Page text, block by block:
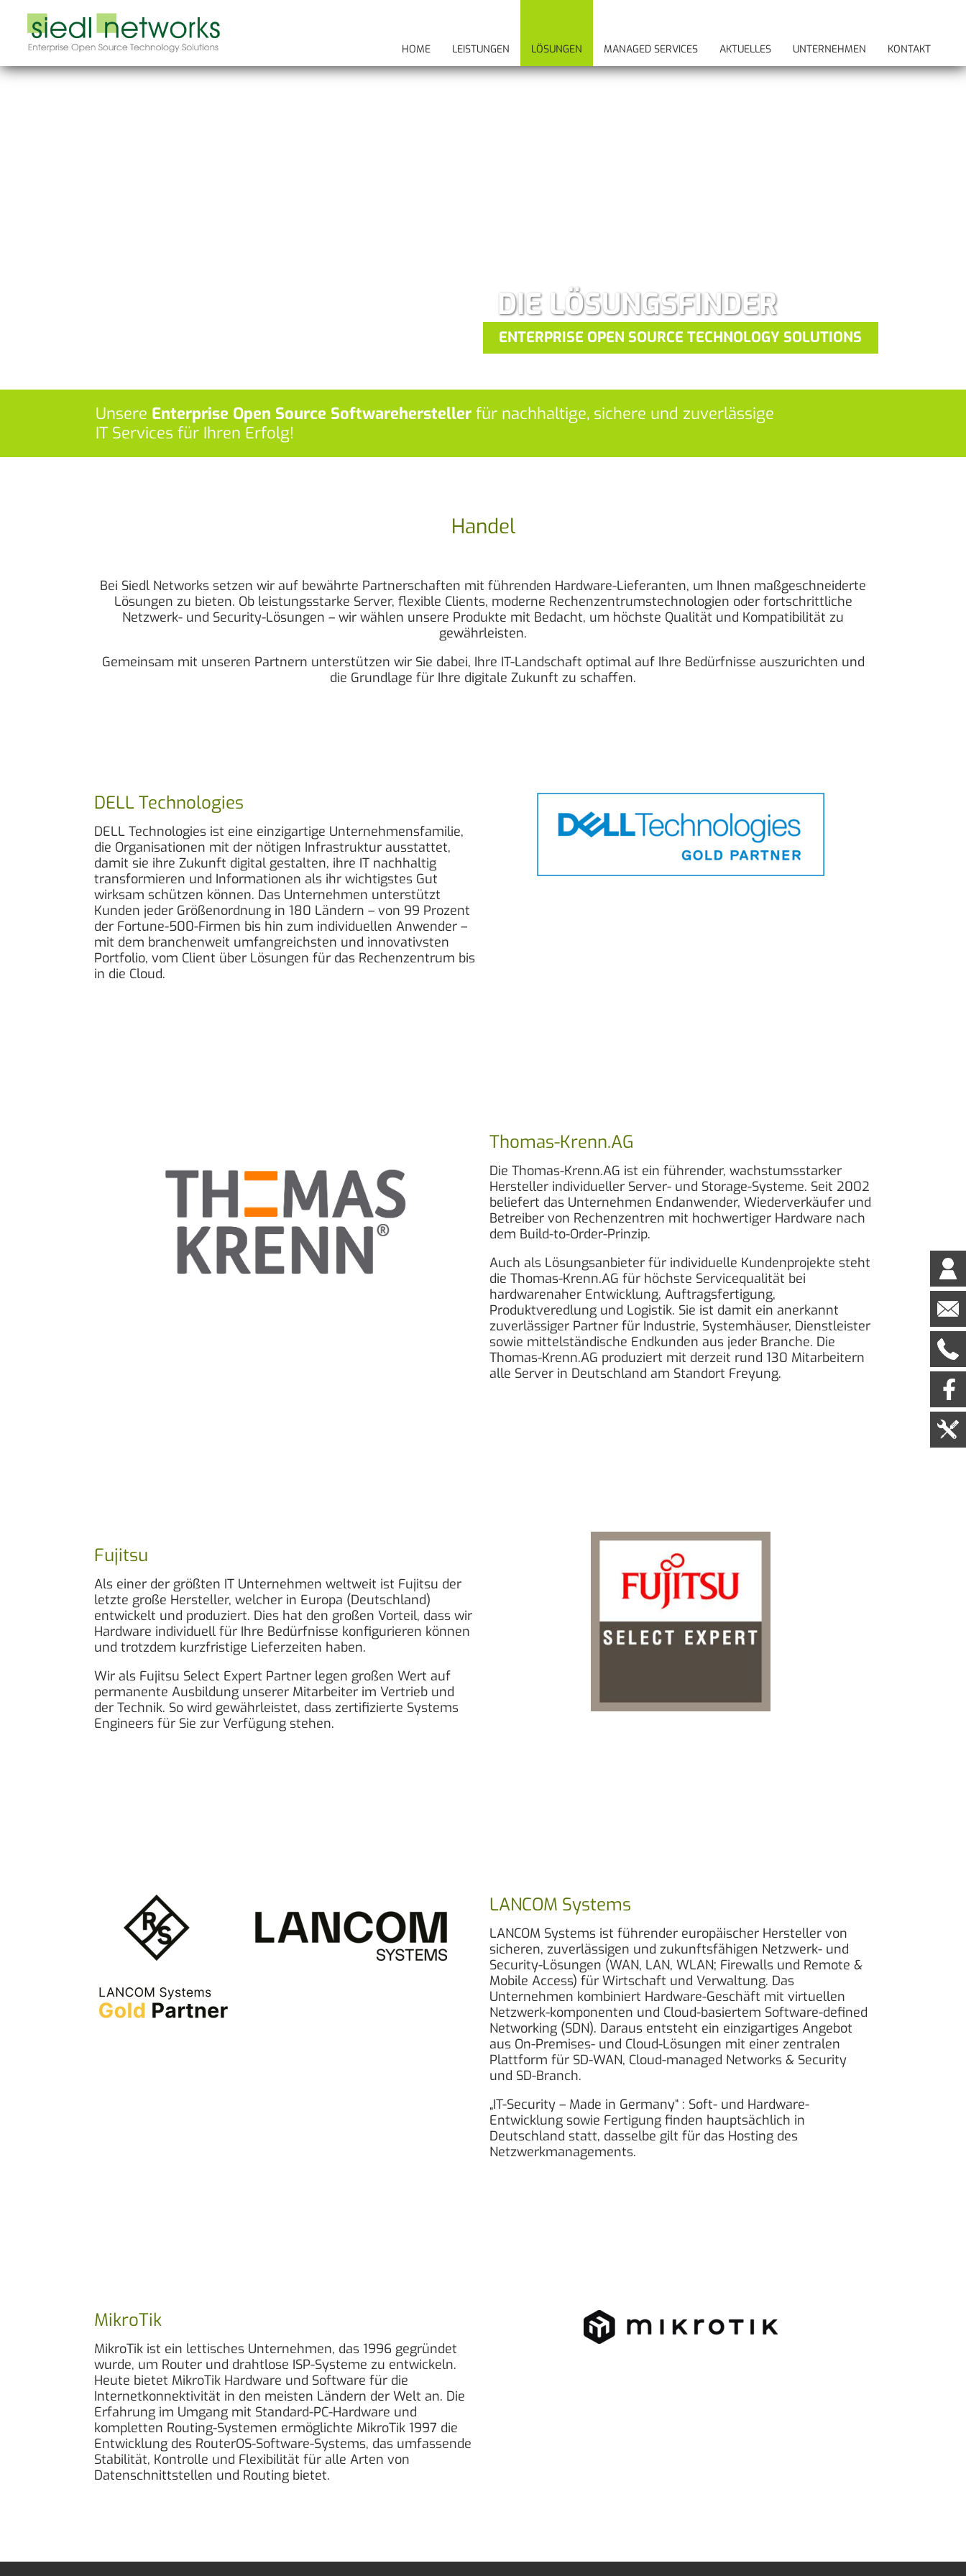
HOME LEISTUNGEN LÖSUNGEN MANAGED SERVICES AKTUELLES UNTERNEHMEN KONTAKT
DIE LÖSUNGSFINDER
ENTERPRISE OPEN SOURCE TECHNOLOGY SOLUTIONS
Unsere Enterprise Open Source Softwarehersteller für nachhaltige, sichere und zuverlässige
IT Services für Ihren Erfolg!
Handel
Bei Siedl Networks setzen wir auf bewährte Partnerschaften mit führenden Hardware-Lieferanten, um Ihnen maßgeschneiderte
Lösungen zu bieten. Ob leistungsstarke Server, flexible Clients, moderne Rechenzentrumstechnologien oder fortschrittliche
Netzwerk- und Security-Lösungen – wir wählen unsere Produkte mit Bedacht, um höchste Qualität und Kompatibilität zu
gewährleisten.
Gemeinsam mit unseren Partnern unterstützen wir Sie dabei, Ihre IT-Landschaft optimal auf Ihre Bedürfnisse auszurichten und
die Grundlage für Ihre digitale Zukunft zu schaffen.
DELL Technologies
DELL Technologies ist eine einzigartige Unternehmensfamilie,
die Organisationen mit der nötigen Infrastruktur ausstattet,
damit sie ihre Zukunft digital gestalten, ihre IT nachhaltig
transformieren und Informationen als ihr wichtigstes Gut
wirksam schützen können. Das Unternehmen unterstützt
Kunden jeder Größenordnung in 180 Ländern – von 99 Prozent
der Fortune-500-Firmen bis hin zum individuellen Anwender –
mit dem branchenweit umfangreichsten und innovativsten
Portfolio, vom Client über Lösungen für das Rechenzentrum bis
in die Cloud.
Thomas-Krenn.AG
Die Thomas-Krenn.AG ist ein führender, wachstumsstarker
Hersteller individueller Server- und Storage-Systeme. Seit 2002
beliefert das Unternehmen Endanwender, Wiederverkäufer und
Betreiber von Rechenzentren mit hochwertiger Hardware nach
dem Build-to-Order-Prinzip.
Auch als Lösungsanbieter für individuelle Kundenprojekte steht
die Thomas-Krenn.AG für höchste Servicequalität bei
hardwarenaher Entwicklung, Auftragsfertigung,
Produktveredlung und Logistik. Sie ist damit ein anerkannt
zuverlässiger Partner für Industrie, Systemhäuser, Dienstleister
sowie mittelständische Endkunden aus jeder Branche. Die
Thomas-Krenn.AG produziert mit derzeit rund 130 Mitarbeitern
alle Server in Deutschland am Standort Freyung.
Fujitsu
Als einer der größten IT Unternehmen weltweit ist Fujitsu der
letzte große Hersteller, welcher in Europa (Deutschland)
entwickelt und produziert. Dies hat den großen Vorteil, dass wir
Hardware individuell für Ihre Bedürfnisse konfigurieren können
und trotzdem kurzfristige Lieferzeiten haben.
Wir als Fujitsu Select Expert Partner legen großen Wert auf
permanente Ausbildung unserer Mitarbeiter im Vertrieb und
der Technik. So wird gewährleistet, dass zertifizierte Systems
Engineers für Sie zur Verfügung stehen.
LANCOM Systems
LANCOM Systems ist führender europäischer Hersteller von
sicheren, zuverlässigen und zukunftsfähigen Netzwerk- und
Security-Lösungen (WAN, LAN, WLAN; Firewalls und Remote &
Mobile Access) für Wirtschaft und Verwaltung. Das
Unternehmen kombiniert Hardware-Geschäft mit virtuellen
Netzwerk-komponenten und Cloud-basiertem Software-defined
Networking (SDN). Daraus entsteht ein einzigartiges Angebot
aus On-Premises- und Cloud-Lösungen mit einer zentralen
Plattform für SD-WAN, Cloud-managed Networks & Security
und SD-Branch.
„IT-Security – Made in Germany“ : Soft- und Hardware-
Entwicklung sowie Fertigung finden hauptsächlich in
Deutschland statt, dasselbe gilt für das Hosting des
Netzwerkmanagements.
MikroTik
MikroTik ist ein lettisches Unternehmen, das 1996 gegründet
wurde, um Router und drahtlose ISP-Systeme zu entwickeln.
Heute bietet MikroTik Hardware und Software für die
Internetkonnektivität in den meisten Ländern der Welt an. Die
Erfahrung im Umgang mit Standard-PC-Hardware und
kompletten Routing-Systemen ermöglichte MikroTik 1997 die
Entwicklung des RouterOS-Software-Systems, das umfassende
Stabilität, Kontrolle und Flexibilität für alle Arten von
Datenschnittstellen und Routing bietet.